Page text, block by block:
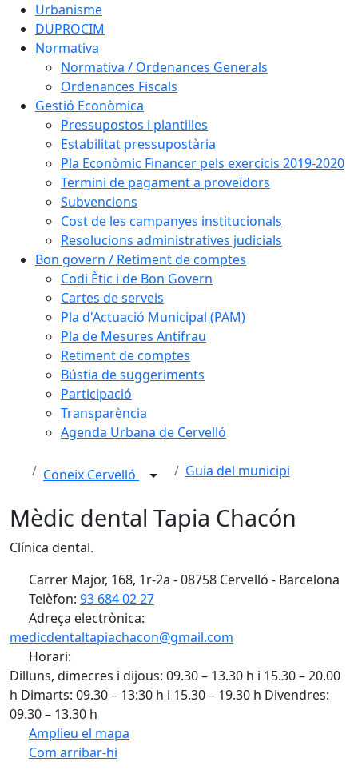
Urbanisme
DUPROCIM
Normativa
Normativa / Ordenances Generals
Ordenances Fiscals
Gestió Econòmica
Pressupostos i plantilles
Estabilitat pressupostària
Pla Econòmic Financer pels exercicis 2019-2020
Termini de pagament a proveïdors
Subvencions
Cost de les campanyes institucionals
Resolucions administratives judicials
Bon govern / Retiment de comptes
Codi Ètic i de Bon Govern
Cartes de serveis
Pla d'Actuació Municipal (PAM)
Pla de Mesures Antifrau
Retiment de comptes
Bústia de suggeriments
Participació
Transparència
Agenda Urbana de Cervelló
Coneix Cervelló Guia del municipi
Mèdic dental Tapia Chacón
Clínica dental.
Carrer Major, 168, 1r-2a - 08758 Cervelló - Barcelona
Telèfon: 93 684 02 27
Adreça electrònica:
medicdentaltapiachacon@gmail.com
Horari:
Dilluns, dimecres i dijous: 09.30 – 13.30 h i 15.30 – 20.00
h Dimarts: 09.30 – 13:30 h i 15.30 – 19.30 h Divendres:
09.30 – 13.30 h
Amplieu el mapa
Com arribar-hi